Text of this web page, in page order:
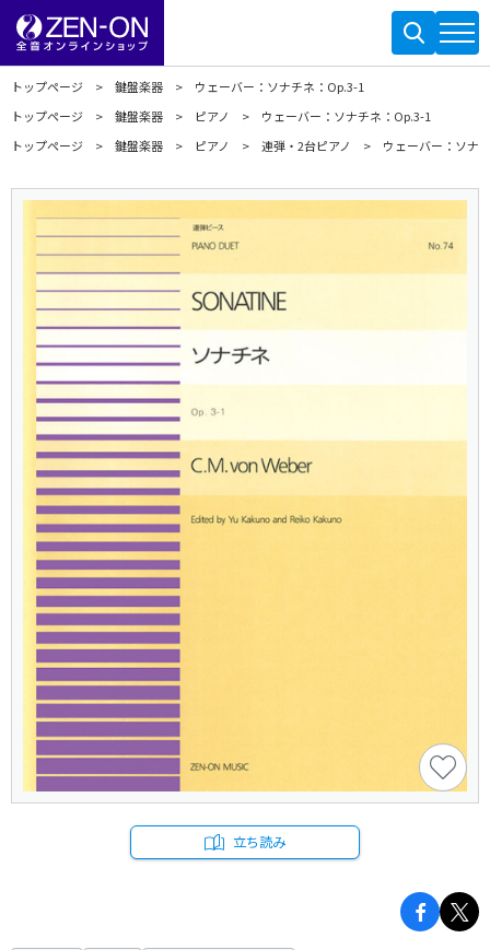
トップページ 鍵盤楽器
ウェーバー：ソナチネ：Op.3-1
トップページ
鍵盤楽器 ピアノ
ウェーバー：ソナチネ：Op.3-1
トップページ
鍵盤楽器 ピアノ 連弾・2台ピアノ ウェーバー：ソナ
立ち読み